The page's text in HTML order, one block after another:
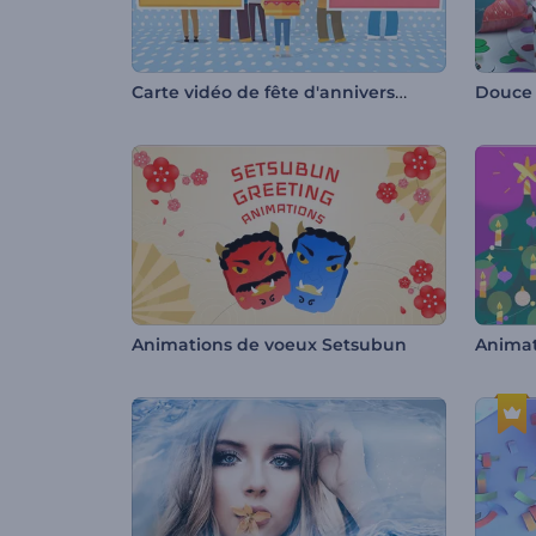
Carte vidéo de fête d'anniversaire
Animations de voeux Setsubun